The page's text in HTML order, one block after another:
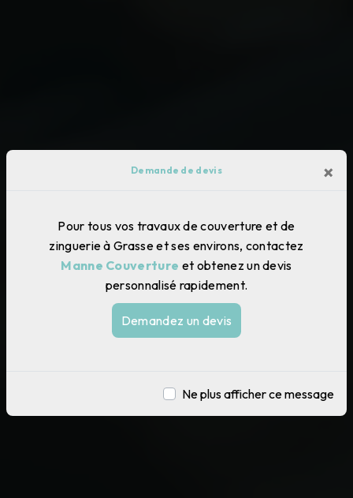
Demande de devis ×
Pour tous vos travaux de couverture et de
zinguerie à Grasse et ses environs, contactez
Manne Couverture et obtenez un devis
personnalisé rapidement.
Demandez un devis
Ne plus afficher ce message